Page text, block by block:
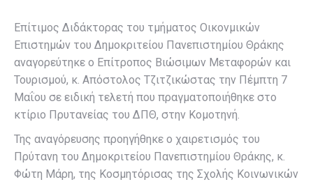
Επίτιμος Διδάκτορας του τμήματος Οικονμικών
Επιστημών του Δημοκριτείου Πανεπιστημίου Θράκης
αναγορεύτηκε ο Επίτροπος Βιώσιμων Μεταφορών και
Τουρισμού, κ. Απόστολος Τζιτζικώστας την Πέμπτη 7
Μαΐου σε ειδική τελετή που πραγματοποιήθηκε στο
κτίριο Πρυτανείας του ΔΠΘ, στην Κομοτηνή.
Της αναγόρευσης προηγήθηκε ο χαιρετισμός του
Πρύτανη του Δημοκριτείου Πανεπιστημίου Θράκης, κ.
Φώτη Μάρη, της Κοσμητόρισας της Σχολής Κοινωνικών